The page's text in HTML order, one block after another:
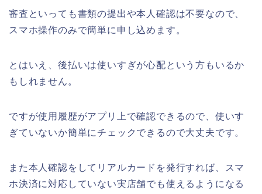
審査といっても書類の提出や本人確認は不要なので、
スマホ操作のみで簡単に申し込めます。
とはいえ、後払いは使いすぎが心配という方もいるか
もしれません。
ですが使用履歴がアプリ上で確認できるので、使いす
ぎていないか簡単にチェックできるので大丈夫です。
また本人確認をしてリアルカードを発行すれば、スマ
ホ決済に対応していない実店舗でも使えるようになる